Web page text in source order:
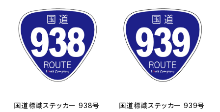
国道標識ステッカー 938号
国道標識ステッカー 939号